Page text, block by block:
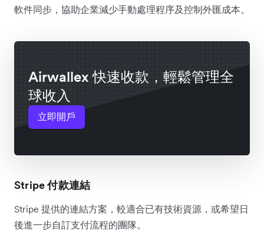
軟件同步，協助企業減少手動處理程序及控制外匯成本。
Airwallex 快速收款，輕鬆管理全
球收入
立即開戶
Stripe 付款連結
Stripe 提供的連結方案，較適合已有技術資源，或希望日
後進一步自訂支付流程的團隊。